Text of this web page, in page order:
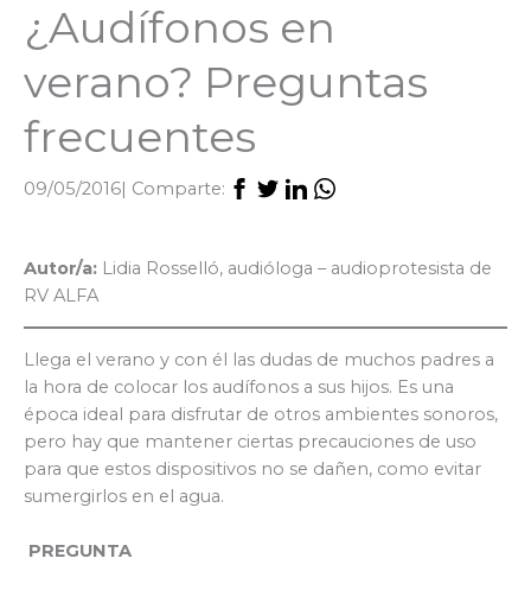
¿Audífonos en
verano? Preguntas
frecuentes
09/05/2016| Comparte:
Autor/a: Lidia Rosselló, audióloga – audioprotesista de
RV ALFA
Llega el verano y con él las dudas de muchos padres a
la hora de colocar los audífonos a sus hijos. Es una
época ideal para disfrutar de otros ambientes sonoros,
pero hay que mantener ciertas precauciones de uso
para que estos dispositivos no se dañen, como evitar
sumergirlos en el agua.
PREGUNTA